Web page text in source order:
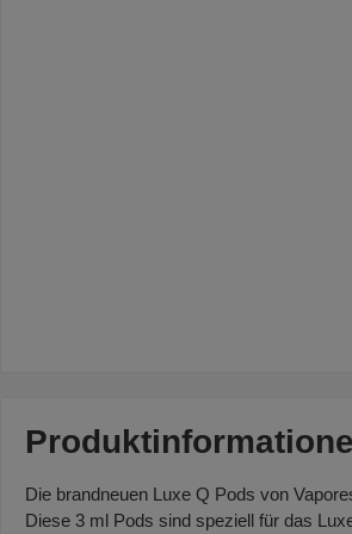
Die brandneuen Luxe Q Pods von
Diese 3 ml Pods sind speziell für das